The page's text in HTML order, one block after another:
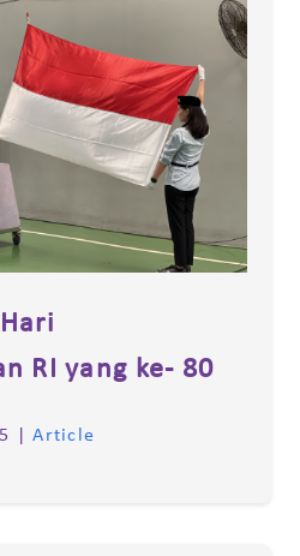
RI yang ke- 80
|Article